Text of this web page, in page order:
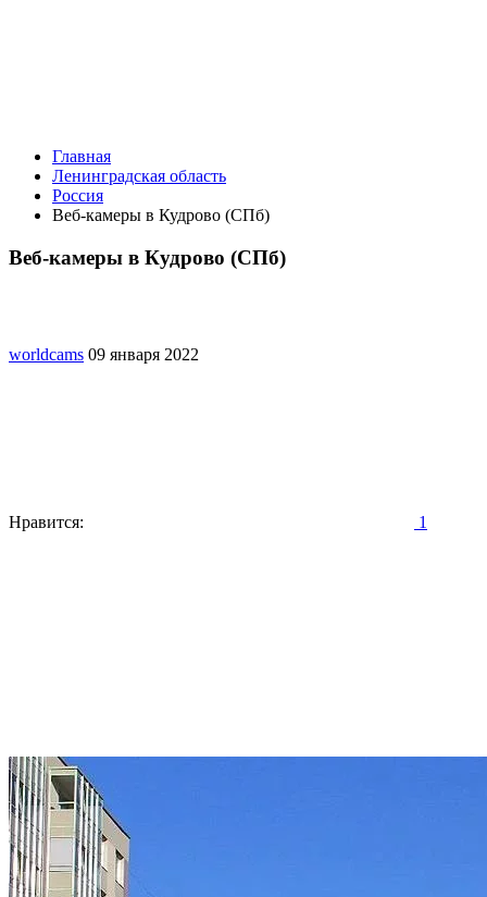
Главная
Ленинградская область
Россия
Веб-камеры в Кудрово (СПб)
Веб-камеры в Кудрово (СПб)
worldcams 09 января 2022
Нравится: 1